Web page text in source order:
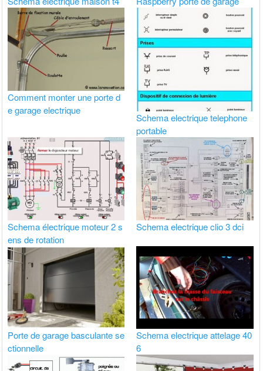
Comment monter une porte d
e garage electrique
Schema electrique telephone
portable
Schema électrique moteur 2 s
ens de rotation
Schema electrique clio 3 dci
Porte de garage basculante se
ctionnelle
Schema electrique attelage 40
6